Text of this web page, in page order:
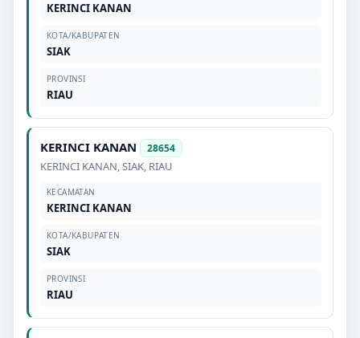
KERINCI KANAN
KOTA/KABUPATEN
SIAK
PROVINSI
RIAU
KERINCI KANAN 28654
KERINCI KANAN,SIAK, RIAU
KECAMATAN
KERINCI KANAN
KOTA/KABUPATEN
SIAK
PROVINSI
RIAU